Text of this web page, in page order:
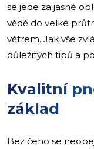
se jede za jasné
vědě do velké
větrem. Jak vše
důležitých tipů a
Kvalitní
základ
Bez čeho se